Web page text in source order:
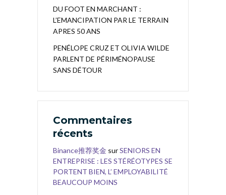
DU FOOT EN MARCHANT :
L’EMANCIPATION PAR LE TERRAIN
APRES 50 ANS
PENÉLOPE CRUZ ET OLIVIA WILDE
PARLENT DE PÉRIMÉNOPAUSE
SANS DÉTOUR
Commentaires
récents
Binance推荐奖金 surSENIORS EN
ENTREPRISE : LES STÉRÉOTYPES SE
PORTENT BIEN, L’ EMPLOYABILITÉ
BEAUCOUP MOINS